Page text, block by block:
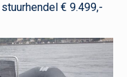
€ 9.499,-